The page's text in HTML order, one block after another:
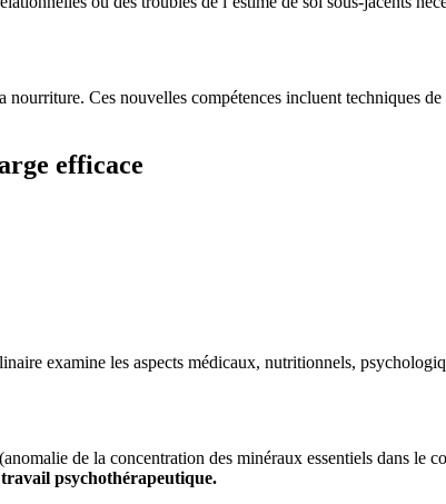
nourriture. Ces nouvelles compétences incluent techniques
efficace
examine les aspects médicaux, nutritionnels,
de la concentration des minéraux essentiels dans le
psychothérapeutique.